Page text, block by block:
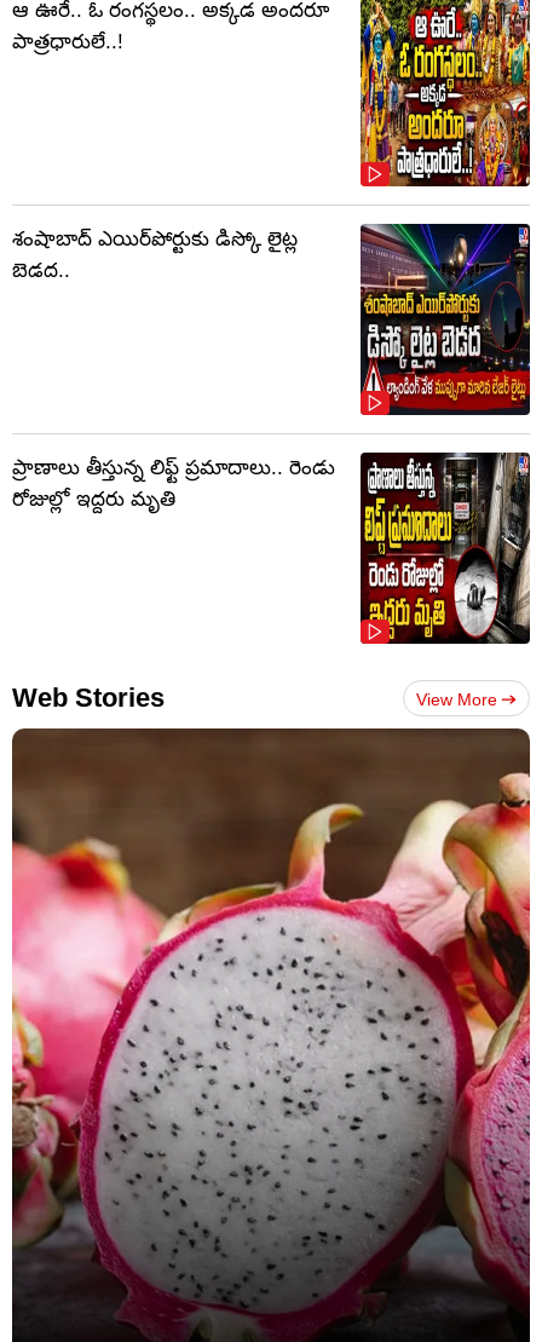
ఆ ఊరే.. ఓ రంగస్థలం.. అక్కడ అందరూ
పాత్రధారులే..!
శంషాబాద్ ఎయిర్‌పోర్టుకు డిస్కో లైట్ల
బెడద..
ప్రాణాలు తీస్తున్న లిఫ్ట్‌ ప్రమాదాలు.. రెండు
రోజుల్లో ఇద్దరు మృతి
Web Stories View More